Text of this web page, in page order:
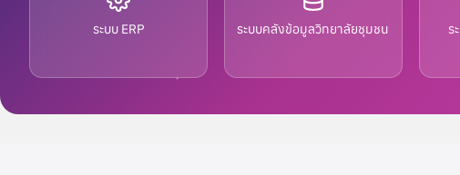
ยกเลิกป
เหมาบ
ทั่วไป แล
ระบบ ERP ระบบคลังข้อมูลวิทยาลัยชุมชน
ร